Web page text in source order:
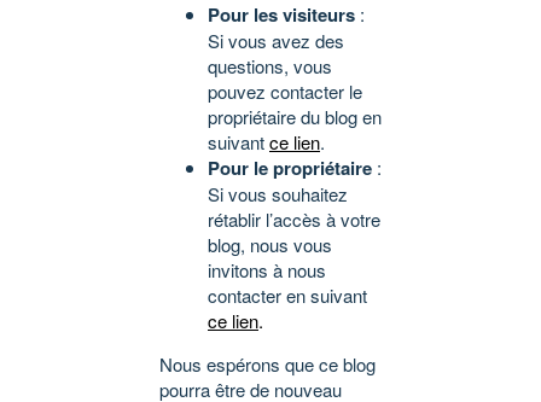
Pour les visiteurs :
Si vous avez des
questions, vous
pouvez contacter le
propriétaire du blog en
suivantce lien.
Pour le propriétaire :
Si vous souhaitez
rétablir l’accès à votre
blog, nous vous
invitons à nous
contacter en suivant
ce lien.
Nous espérons que ce blog
pourra être de nouveau